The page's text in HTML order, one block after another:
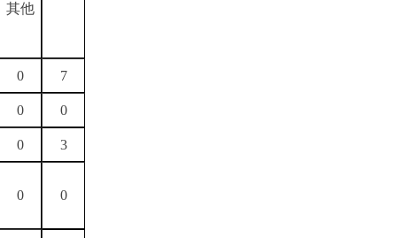
其他
0 7
0 0
0 3
0 0